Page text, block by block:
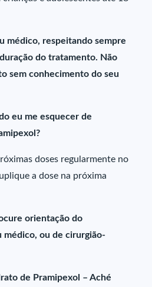
médico, respeitando sempre
do tratamento. Não
sem conhecimento do seu
eu me esquecer de
doses regularmente no
a dose na próxima
orientação do
médico, ou de cirurgião-
de Pramipexol – Aché